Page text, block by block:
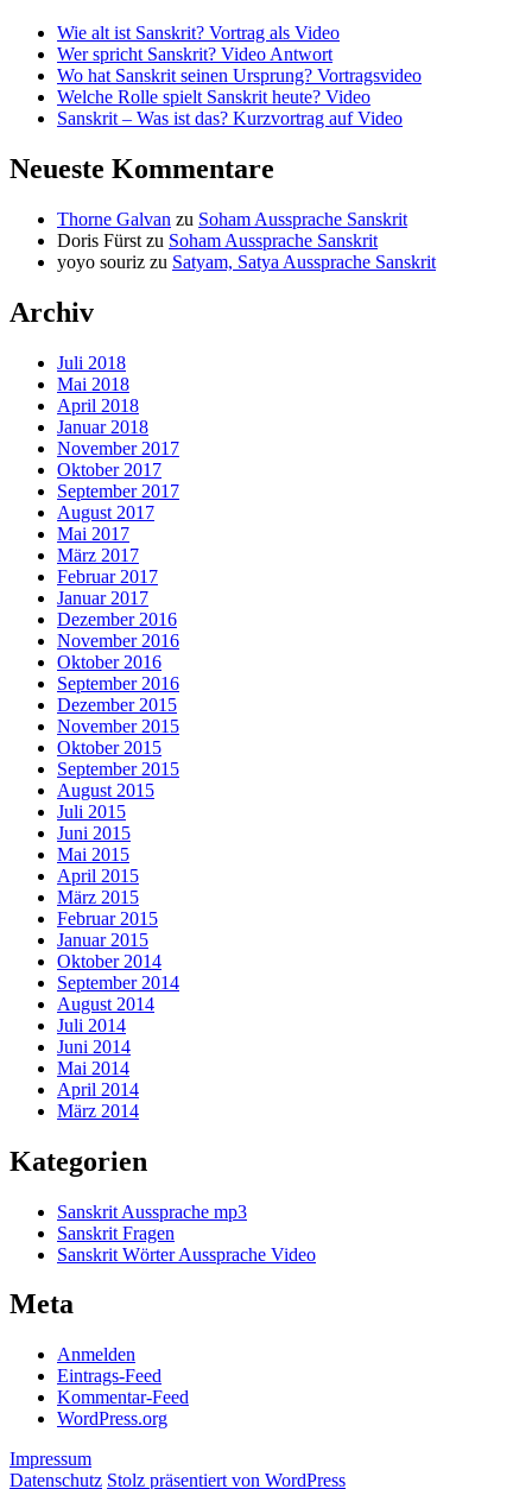
Wie alt ist Sanskrit? Vortrag als Video
Wer spricht Sanskrit? Video Antwort
Wo hat Sanskrit seinen Ursprung? Vortragsvideo
Welche Rolle spielt Sanskrit heute? Video
Sanskrit – Was ist das? Kurzvortrag auf Video
Neueste Kommentare
Thorne Galvan zu Soham Aussprache Sanskrit
Doris Fürst zu Soham Aussprache Sanskrit
yoyo souriz zu Satyam, Satya Aussprache Sanskrit
Archiv
Juli 2018
Mai 2018
April 2018
Januar 2018
November 2017
Oktober 2017
September 2017
August 2017
Mai 2017
März 2017
Februar 2017
Januar 2017
Dezember 2016
November 2016
Oktober 2016
September 2016
Dezember 2015
November 2015
Oktober 2015
September 2015
August 2015
Juli 2015
Juni 2015
Mai 2015
April 2015
März 2015
Februar 2015
Januar 2015
Oktober 2014
September 2014
August 2014
Juli 2014
Juni 2014
Mai 2014
April 2014
März 2014
Kategorien
Sanskrit Aussprache mp3
Sanskrit Fragen
Sanskrit Wörter Aussprache Video
Meta
Anmelden
Eintrags-Feed
Kommentar-Feed
WordPress.org
Impressum
Datenschutz Stolz präsentiert von WordPress